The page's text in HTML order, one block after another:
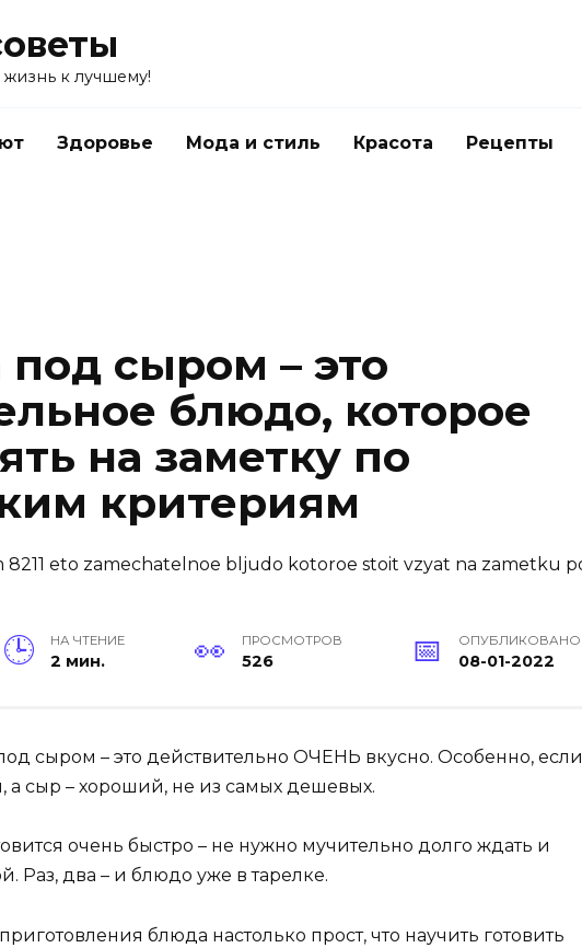
к лучшему!
Здоровье Мода и стиль Красота Рецепты
сыром – это
блюдо, которое
на заметку по
критериям
НА ЧТЕНИЕ
2 мин.
ПРОСМОТРОВ
526
ОПУБЛИКОВАНО
08-01-2022
сыром – это действительно ОЧЕНЬ вкусно. Особенно, если
а сыр – хороший, не из самых дешевых.
очень быстро – не нужно мучительно долго ждать и
Раз, два – и блюдо уже в тарелке.
блюда настолько прост, что научить готовить